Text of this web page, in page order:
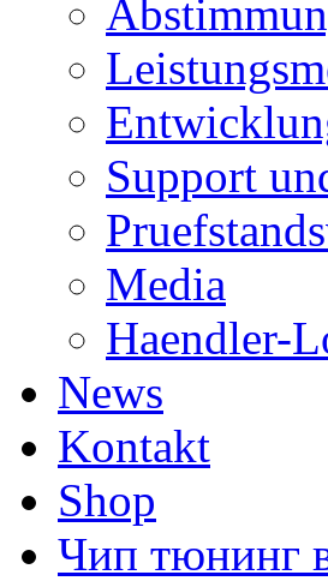
Support
Media
Haendler-
News
Kontakt
Shop
Чип тюнинг